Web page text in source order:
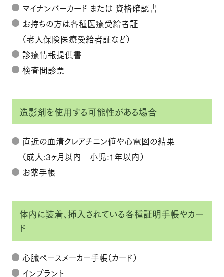
マイナンバーカード または 資格確認書
お持ちの方は各種医療受給者証
（老人保険医療受給者証など）
診療情報提供書
検査問診票
造影剤を使用する可能性がある場合
直近の血清クレアチニン値や心電図の結果
（成人:3ヶ月以内 小児:1年以内）
お薬手帳
体内に装着、挿入されている各種証明手帳やカー
ド
心臓ペースメーカー手帳（カード）
インプラント